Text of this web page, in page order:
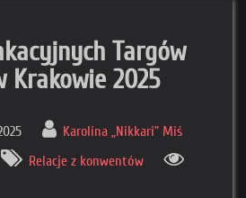
Targów
Krakowie 2025
Karolina „Nikkari” Miś
Relacje z konwentów